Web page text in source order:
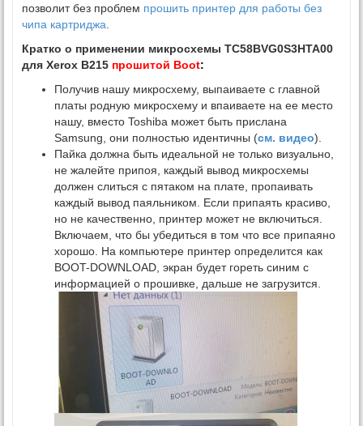
позволит без проблем прошить принтер для работы без
чипа картриджа.
Кратко о применении микросхемы TC58BVG0S3HTA00
для Xerox B215 прошитой Boot:
Получив нашу микросхему, выпаиваете с главной
платы родную микросхему и впаиваете на ее место
нашу, вместо Toshiba может быть прислана
Samsung, они полностью идентичны (см. видео).
Пайка должна быть идеальной не только визуально,
не жалейте припоя, каждый вывод микросхемы
должен слиться с пятаком на плате, пропаивать
каждый вывод паяльником. Если припаять красиво,
но не качественно, принтер может не включиться.
Включаем, что бы убедиться в том что все припаяно
хорошо. На компьютере принтер определится как
BOOT-DOWNLOAD, экран будет гореть синим с
информацией о прошивке, дальше не загрузится.